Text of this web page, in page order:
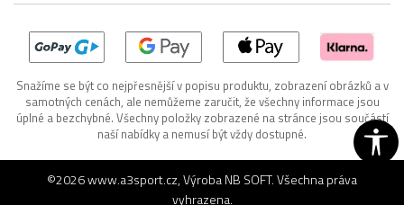
Snažíme se být co nejpřesnější v popisu produktu, zobrazení obrázků a v
samotných cenách, ale nemůžeme zaručit, že všechny informace jsou
úplné a bezchybné. Všechny položky zobrazené na stránce jsou součástí
naší nabídky a nemusí být vždy dostupné.
©2026www.a3sport.cz, VýrobaNB SOFT. Všechna práva
vyhrazena.